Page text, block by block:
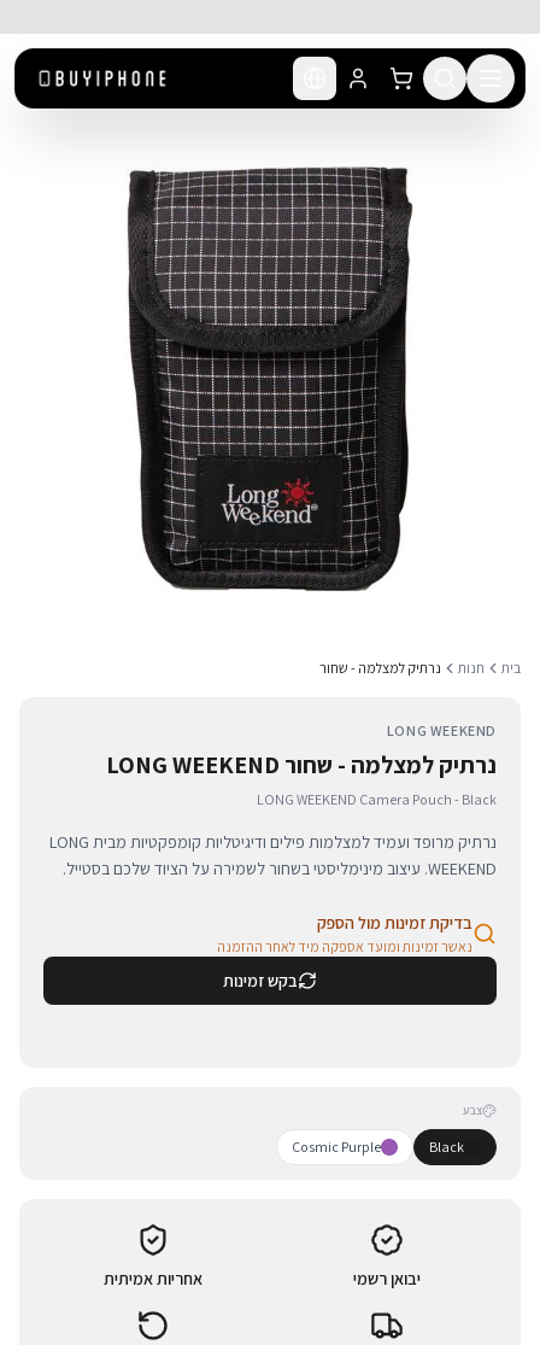
בית חנות נרתיק למצלמה - שחור
LONG WEEKEND
נרתיק למצלמה - שחור LONG WEEKEND
LONG WEEKEND Camera Pouch - Black
נרתיק מרופד ועמיד למצלמות פילים ודיגיטליות קומפקטיות מבית LONG
WEEKEND. עיצוב מינימליסטי בשחור לשמירה על הציוד שלכם בסטייל.
בדיקת זמינות מול הספק
נאשר זמינות ומועד אספקה מיד לאחר ההזמנה
בקש זמינות
צבע
Black
Cosmic Purple
יבואן רשמי אחריות אמיתית